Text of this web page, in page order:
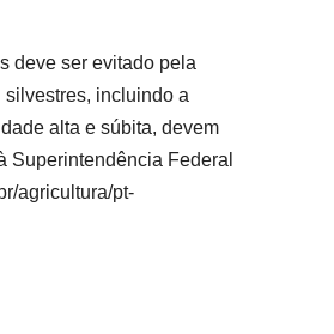
deve ser evitado pela
silvestres, incluindo a
alta e súbita, devem
Superintendência Federal
agricultura/pt-